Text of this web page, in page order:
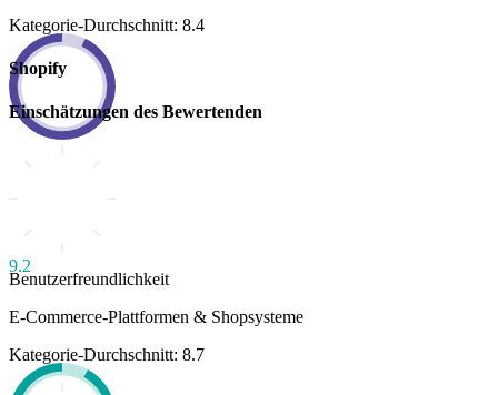
Kategorie-Durchschnitt: 8.4
Shopify
Einschätzungen des Bewertenden
9.2
Benutzerfreundlichkeit
E-Commerce-Plattformen & Shopsysteme
Kategorie-Durchschnitt: 8.7